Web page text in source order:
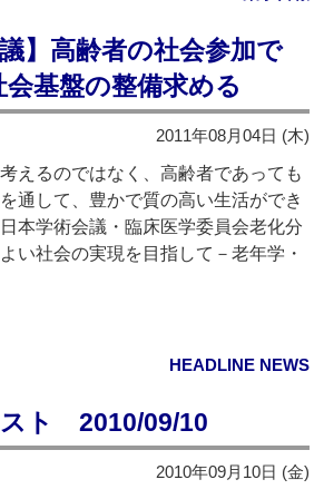
議】高齢者の社会参加で
会基盤の整備求める
2011年08月04日 (木)
えるのではなく、高齢者であっても
通して、豊かで質の高い生活ができ
本学術会議・臨床医学委員会老化分
い社会の実現を目指して－老年学・
HEADLINE NEWS
スト 2010/09/10
2010年09月10日 (金)